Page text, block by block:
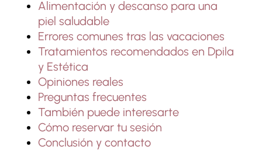
Alimentación y descanso para una
piel saludable
Errores comunes tras las vacaciones
Tratamientos recomendados en Dpila
y Estética
Opiniones reales
Preguntas frecuentes
También puede interesarte
Cómo reservar tu sesión
Conclusión y contacto